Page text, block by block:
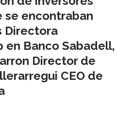
se encontraban
Directora
en Banco Sabadell,
Director de
CEO de